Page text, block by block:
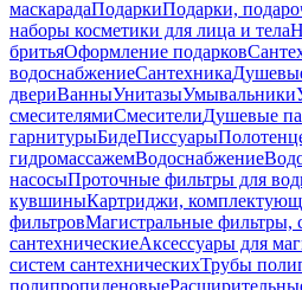
маскарадаПодаркиПодарки,
наборы косметики для лица и тела
бритьяОформление подарков
водоснабжениеСантехника
двериВанныУнитазыУмывальники
смесителямиСмесителиДушевые
гарнитурыБидеПиссуары
гидромассажемВодоснабжение
насосыПроточные фильтры для
кувшиныКартриджи,
фильтровМагистральные фильтры,
сантехническиеАксессуары для
систем сантехническихТрубы
полипропиленовые